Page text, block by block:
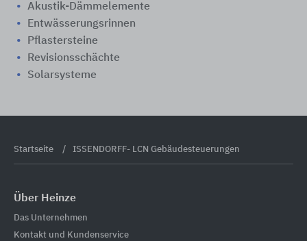
Akustik-Dämmelemente
Entwässerungsrinnen
Pflastersteine
Revisionsschächte
Solarsysteme
Startseite ISSENDORFF- LCN Gebäudesteuerungen
Über Heinze
Das Unternehmen
Kontakt und Kundenservice